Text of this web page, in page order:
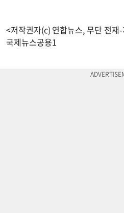
<저작권자(c) 연합뉴스, 무단 전
국제뉴스공용1